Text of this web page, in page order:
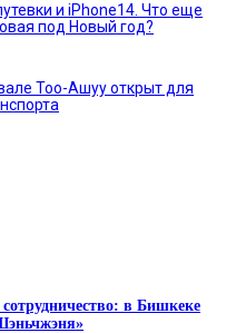
и iPhone14. Что еще
под Новый год?
Тоо-Ашуу открыт для
в Бишкеке